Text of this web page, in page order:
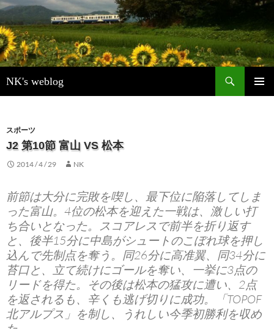
NK's weblog
索
ン
ツ
ス
ッ
スポーツ
J2 第10節 富山 VS 松本
2014 / 4 / 29 NK
前節は大分に完敗を喫し、最下位に陥落してしま
った富山。4位の松本を迎えた一戦は、激しい打
ち合いとなった。スコアレスで前半を折り返す
と、後半15分に中島がシュートのこぼれ球を押し
込んで先制点を奪う。同26分に高准翼、同34分に
苔口と、立て続けにゴールを奪い、一挙に3点の
リードを得た。その後は松本の猛攻に遭い、2点
を返されるも、辛くも逃げ切りに成功。「TOPOF
北アルプス」を制し、うれしい今季初勝利を収め